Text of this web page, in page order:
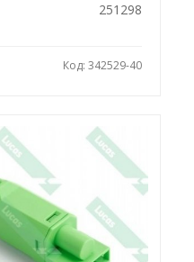
251298
Код: 342529-40